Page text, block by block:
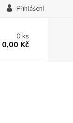
Přihlášení
0ks
0,00 Kč